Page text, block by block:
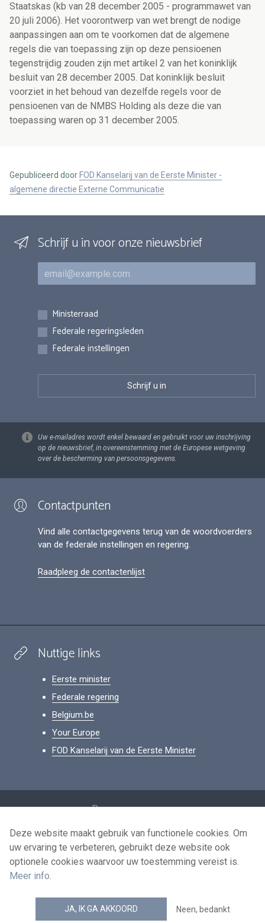
Staatskas (kb van 28 december 2005 - programmawet van
20 juli 2006). Het voorontwerp van wet brengt de nodige
aanpassingen aan om te voorkomen dat de algemene
regels die van toepassing zijn op deze pensioenen
tegenstrijdig zouden zijn met artikel 2 van het koninklijk
besluit van 28 december 2005. Dat koninklijk besluit
voorziet in het behoud van dezelfde regels voor de
pensioenen van de NMBS Holding als deze die van
toepassing waren op 31 december 2005.
Gepubliceerd door FOD Kanselarij van de Eerste Minister -
algemene directie Externe Communicatie
Schrijf u in voor onze nieuwsbrief
E-mail
Inschrijvingen
Ministerraad
Federale regeringsleden
Federale instellingen
Uw e-mailadres wordt enkel bewaard en gebruikt voor uw inschrijving
op de nieuwsbrief, in overeenstemming met de Europese wetgeving
over de bescherming van persoonsgegevens.
Contactpunten
Vind alle contactgegevens terug van de woordvoerders
van de federale instellingen en regering.
Raadpleeg de contactenlijst
Nuttige links
Eerste minister
Federale regering
Belgium.be
Your Europe
FOD Kanselarij van de Eerste Minister
Persoonsgegevens
Voorwaarden voor het hergebruik
Contacteer ons
news.belgium RSS feed
Deze website maakt gebruik van functionele cookies. Om
uw ervaring te verbeteren, gebruikt deze website ook
optionele cookies waarvoor uw toestemming vereist is.
Meer info.
JA, IK GA AKKOORD Neen, bedankt